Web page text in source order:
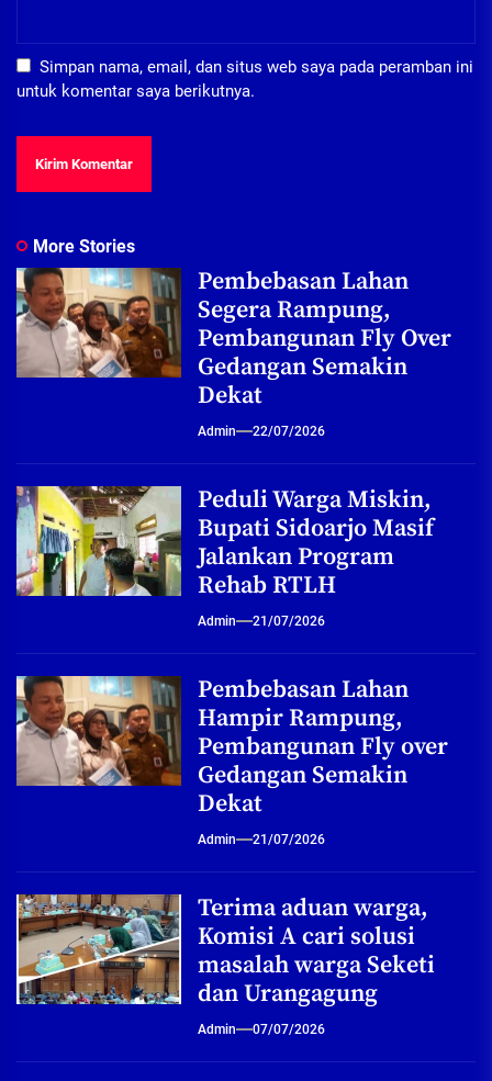
Simpan nama, email, dan situs web saya pada peramban ini
untuk komentar saya berikutnya.
More Stories
Pembebasan Lahan
Segera Rampung,
Pembangunan Fly Over
Gedangan Semakin
Dekat
Admin 22/07/2026
Peduli Warga Miskin,
Bupati Sidoarjo Masif
Jalankan Program
Rehab RTLH
Admin 21/07/2026
Pembebasan Lahan
Hampir Rampung,
Pembangunan Fly over
Gedangan Semakin
Dekat
Admin 21/07/2026
Terima aduan warga,
Komisi A cari solusi
masalah warga Seketi
dan Urangagung
Admin 07/07/2026